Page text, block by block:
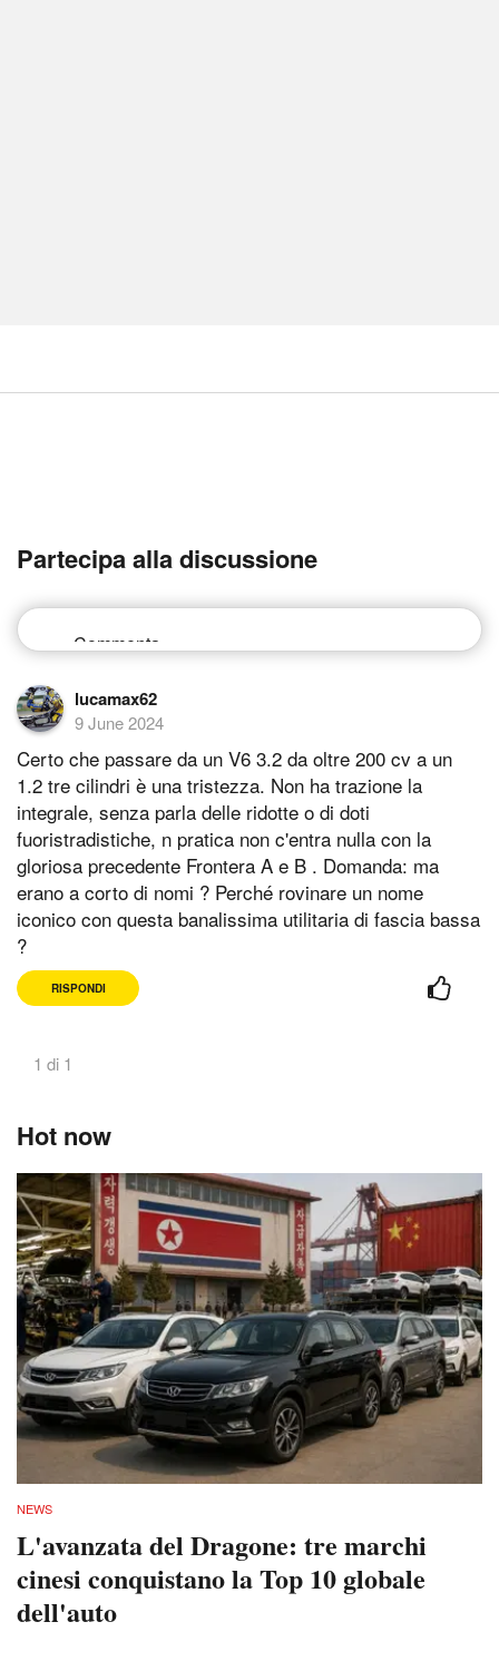
Partecipa alla discussione
lucamax62
9 June 2024
Certo che passare da un V6 3.2 da oltre 200 cv a un
1.2 tre cilindri è una tristezza. Non ha trazione la
integrale, senza parla delle ridotte o di doti
fuoristradistiche, n pratica non c'entra nulla con la
gloriosa precedente Frontera A e B . Domanda: ma
erano a corto di nomi ? Perché rovinare un nome
iconico con questa banalissima utilitaria di fascia bassa
?
RISPONDI
1 di 1
Hot now
NEWS
L'avanzata del Dragone: tre marchi
cinesi conquistano la Top 10 globale
dell'auto